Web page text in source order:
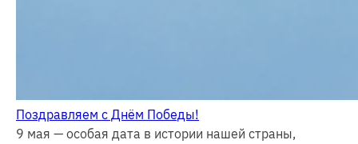
Поздравляем с Днём Победы!
9 мая — особая дата в истории нашей страны,